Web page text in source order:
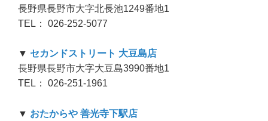
長野県長野市大字北長池1249番地1
TEL： 026-252-5077
▼ セカンドストリート 大豆島店
長野県長野市大字大豆島3990番地1
TEL： 026-251-1961
▼ おたからや 善光寺下駅店